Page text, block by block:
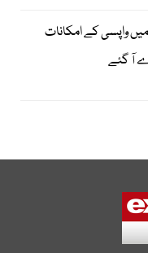
واپسی کے امکانات
آ گئے